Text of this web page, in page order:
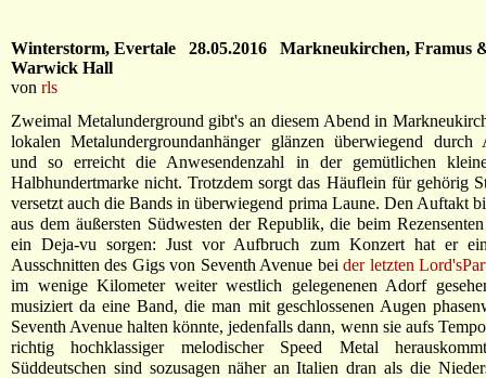
Winterstorm, Evertale 28.05.2016 Markneukirchen, Framus
Warwick Hall
von rls
Zweimal Metalunderground gibt's an diesem Abend in
lokalen Metalundergroundanhänger glänzen überwiegend durch
und so erreicht die Anwesendenzahl in der gemütlichen
Halbhundertmarke nicht. Trotzdem sorgt das Häuflein für gehörig
versetzt auch die Bands in überwiegend prima Laune. Den Auftakt
aus dem äußersten Südwesten der Republik, die beim
ein Deja-vu sorgen: Just vor Aufbruch zum Konzert hat er
Ausschnitten des Gigs von Seventh Avenue beider letzten
im wenige Kilometer weiter westlich gelegenenen Adorf
musiziert da eine Band, die man mit geschlossenen Augen
Seventh Avenue halten könnte, jedenfalls dann, wenn sie aufs
richtig hochklassiger melodischer Speed Metal
Süddeutschen sind sozusagen näher an Italien dran als die